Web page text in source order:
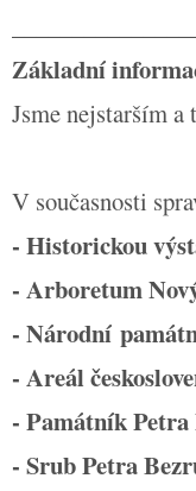
Základní
Jsme nejstarším
V současnosti
- Historickou
- Arboretum
- Národní
- Areál
- Památník Petra
- Srub Petra